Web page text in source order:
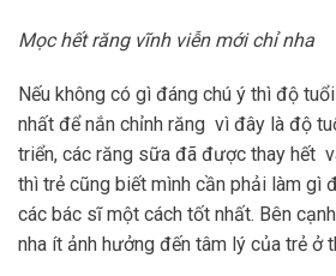
Mọc hết răng vĩnh viễn mới chỉ nha
Nếu không có gì đáng chú ý thì độ
nhất để nắn chỉnh răng vì đây là độ
triển, các răng sữa đã được thay hết
thì trẻ cũng biết mình cần phải làm gì
các bác sĩ một cách tốt nhất. Bên
nha ít ảnh hưởng đến tâm lý của trẻ ở